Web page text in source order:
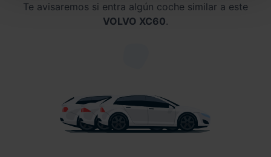
Te avisaremos si entra algún coche similar a este
VOLVO XC60.